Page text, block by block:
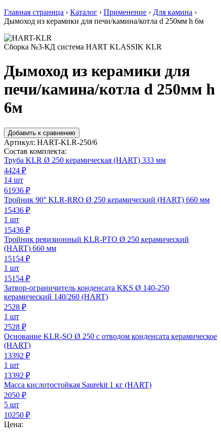
Главная страница › Каталог › Применение › Для камина ›
Дымоход из керамики для печи/камина/котла d 250мм h 6м
Сборка №3-КД система HART KLASSIK KLR
Дымоход из керамики для
печи/камина/котла d 250мм h
6м
Добавить к сравнению
Артикул: HART-KLR-250/6
Состав комплекта:
Труба KLR Ø 250 керамическая (HART) 333 мм
4424 ₽
14 шт
61936 ₽
Тройник 90° KLR-RRO Ø 250 керамический (HART) 660 мм
15436 ₽
1 шт
15436 ₽
Тройник ревизионный KLR-PTO Ø 250 керамический
(HART) 660 мм
15154 ₽
1 шт
15154 ₽
Затвор-ограничитель конденсата KKS Ø 140-250
керамический 140/260 (HART)
2528 ₽
1 шт
2528 ₽
Основание KLR-SO Ø 250 с отводом конденсата керамическое
(HART)
13392 ₽
1 шт
13392 ₽
Масса кислотостойкая Saurekit 1 кг (HART)
2050 ₽
5 шт
10250 ₽
Цена: